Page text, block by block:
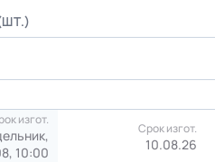
изгот.
10:00
Срок изгот.
10.08.26